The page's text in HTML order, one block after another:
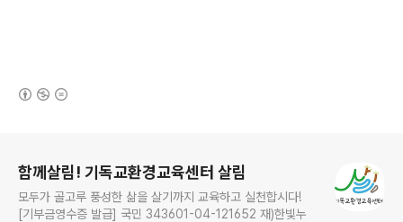
함께살림! 기독교환경교육센터 살림
모두가 골고루 풍성한 삶을 살기까지 교육하고 실천합시다!
[기부금영수증 발급] 국민 343601-04-121652 재)한빛누